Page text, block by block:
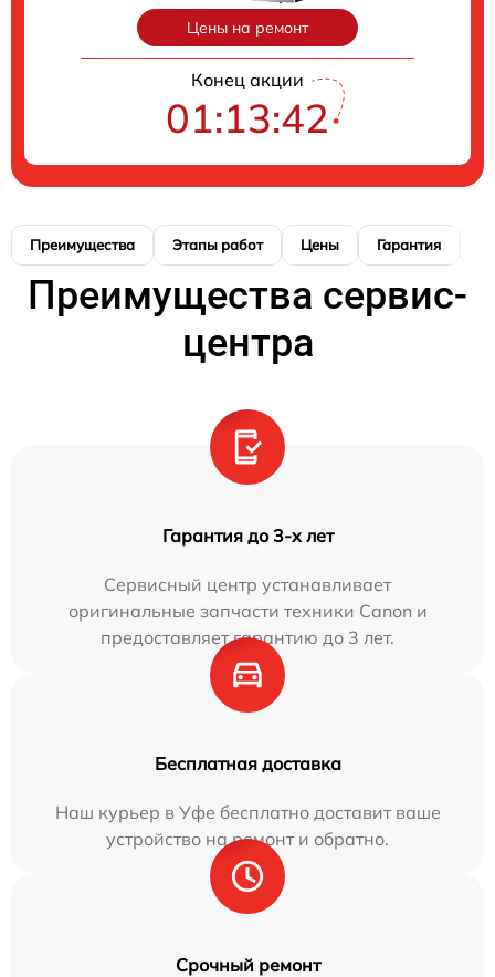
Цены на ремонт
Конец акции
01:13:41
Преимущества Этапы работ Цены Гарантия
Преимущества сервис-
центра
Гарантия до 3-х лет
Сервисный центр устанавливает
оригинальные запчасти техники Canon и
предоставляет гарантию до 3 лет.
Бесплатная доставка
Наш курьер в Уфе бесплатно доставит ваше
устройство на ремонт и обратно.
Срочный ремонт